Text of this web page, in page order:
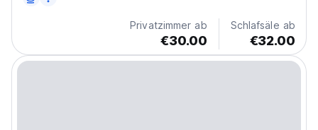
Privatzimmer ab
€30.00
Schlafsäle ab
€32.00